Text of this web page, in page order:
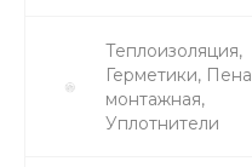
Теплоизоляция,
Герметики, Пена
монтажная,
Уплотнители